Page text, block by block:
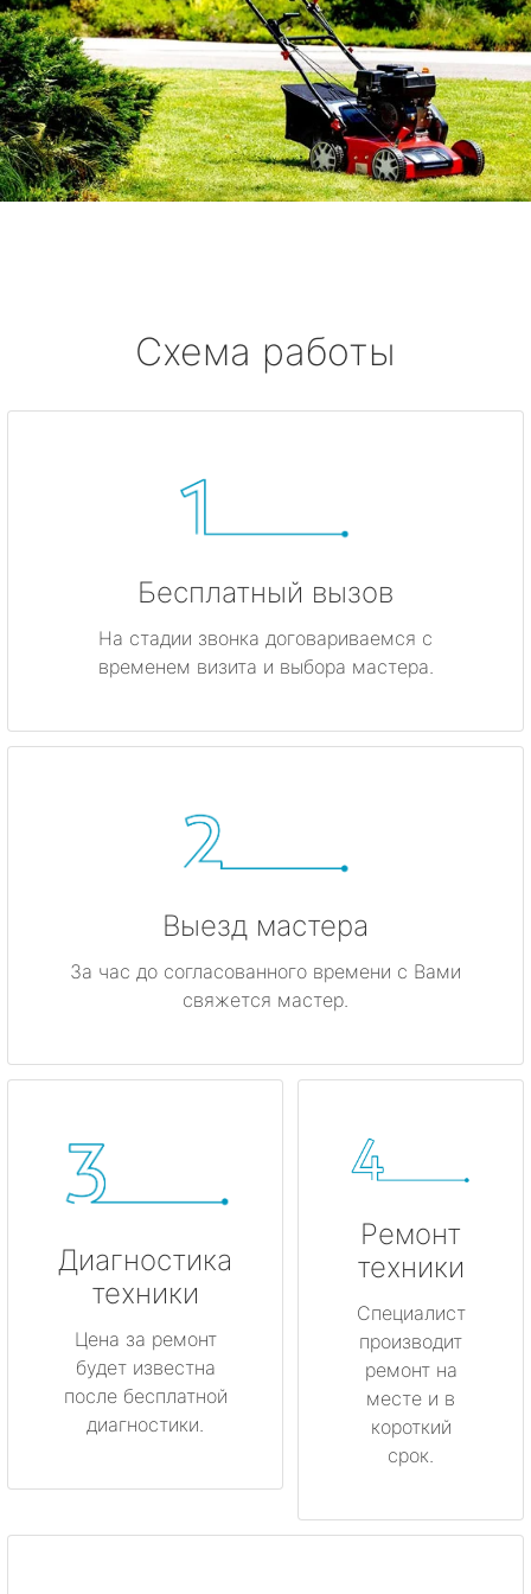
Схема работы
Бесплатный вызов
На стадии звонка договариваемся с
временем визита и выбора мастера.
Выезд мастера
За час до согласованного времени с Вами
свяжется мастер.
Диагностика
техники
Цена за ремонт
будет известна
после бесплатной
диагностики.
Ремонт
техники
Специалист
производит
ремонт на
месте и в
короткий
срок.